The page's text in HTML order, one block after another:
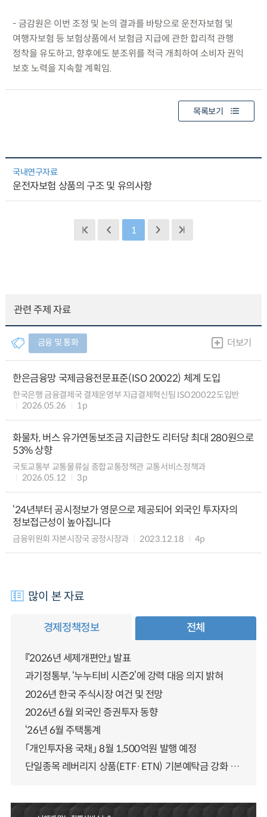
- 금감원은 이번 조정 및 논의 결과를 바탕으로 운전자보험 및
여행자보험 등 보험상품에서 보험금 지급에 관한 합리적 관행
정착을 유도하고, 향후에도 분조위를 적극 개최하여 소비자 권익
보호 노력을 지속할 계획임.
목록보기
국내연구자료
운전자보험 상품의 구조 및 유의사항
1
관련 주제 자료
금융 및 통화 더보기
한은금융망 국제금융전문표준(ISO 20022) 체계 도입
한국은행 금융결제국 결제운영부 지급결제혁신팀 ISO20022도입반
2026.05.26
1p
화물차, 버스 유가연동보조금 지급한도 리터당 최대 280원으로
53% 상향
국토교통부 교통물류실 종합교통정책관 교통서비스정책과
2026.05.12
3p
‘24년부터 공시정보가 영문으로 제공되어 외국인 투자자의
정보접근성이 높아집니다
금융위원회 자본시장국 공정시장과 2023.12.18 4p
많이 본 자료
경제정책정보 전체
『2026년 세제개편안』 발표
과기정통부, ‘누누티비 시즌2’에 강력 대응 의지 밝혀
2026년 한국 주식시장 여건 및 전망
2026년 6월 외국인 증권투자 동향
‘26년 6월 주택통계
「개인투자용 국채」 8월 1,500억원 발행 예정
단일종목 레버리지 상품(ETF·ETN) 기본예탁금 강화 조기시행 방안 안내